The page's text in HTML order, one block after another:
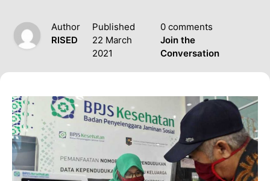
Author
RISED
Published
22 March
2021
0 comments
Join the
Conversation